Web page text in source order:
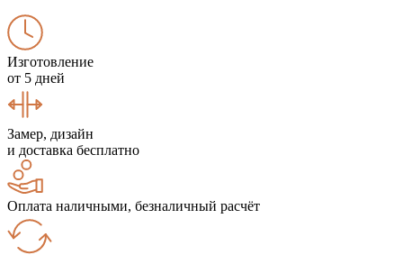
Изготовление
от 5 дней
Замер, дизайн
и доставка бесплатно
Оплата наличными, безналичный расчёт